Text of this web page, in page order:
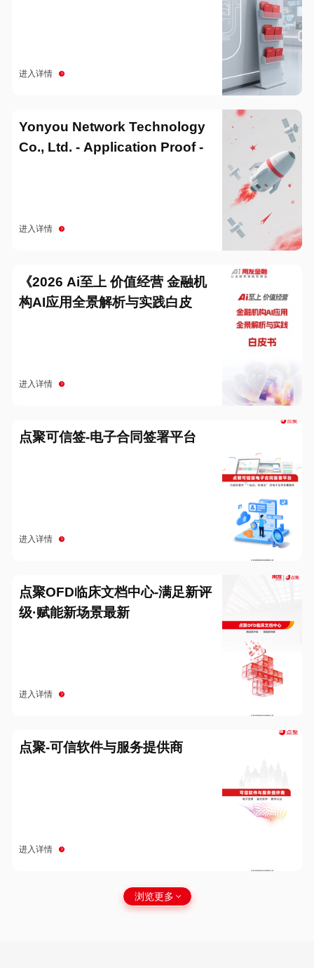
进入详情
Yonyou Network Technology
Co., Ltd. - Application Proof -
进入详情
《2026 Ai至上 价值经营 金融机
构AI应用全景解析与实践白皮
进入详情
点聚可信签-电子合同签署平台
进入详情
点聚OFD临床文档中心-满足新评
级·赋能新场景最新
进入详情
点聚-可信软件与服务提供商
进入详情
浏览更多